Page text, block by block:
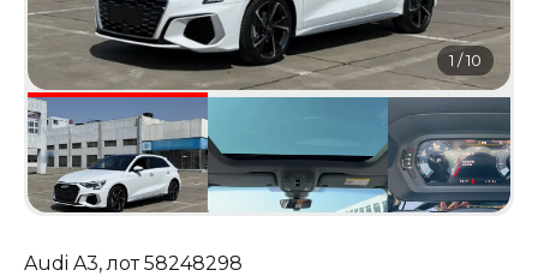
1 /10
Audi A3, лот58248298